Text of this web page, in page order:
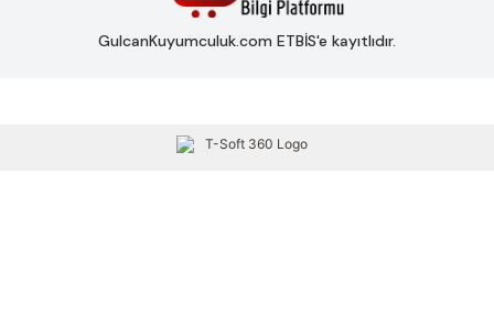
GulcanKuyumculuk.com ETBİS'e kayıtlıdır.